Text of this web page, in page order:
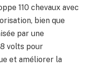
110 chevaux avec
bien que
par une
volts pour
et améliorer la